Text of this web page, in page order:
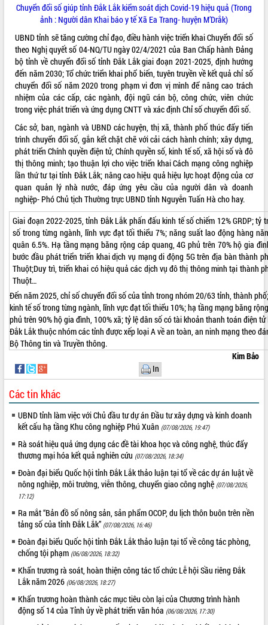
Phê
Xây dựng nền hành chính số đồng
hành cùng nông dân dân, doanh nghiệp
Giai đoạn 2026-2030, Đắk Lắk phấn
đấu có 77% xã đạt chuẩn nông thôn
mới
Chuyển đổi số 'mở đường' cho nông
nghiệp Đắk Lắk tăng trưởng bứt phá
địa chính, hoàn thiện cơ sở dữ liệu đất
đai
Ứng dụng sinh trắc học - Bước tiến
trong hành trình chuyển đổi số tại Đắk
Lắk
Đắk Lắk nâng cao hiệu quả công tác
Đắk Lắk đẩy mạnh nuôi biển công
nghệ, hướng tới phát triển thủy sản
bền vững
Tập huấn nâng cao năng lực triển khai
chuyển đổi số cho cán bộ, công chức
cấp xã
Đắk Lắk phát động hưởng ứng Ngày
Quyền của người tiêu dùng Việt Nam
2026
Đẩy mạnh cải cách hành chính, quyết
tâm đạt được mục tiêu tăng trưởng
hai con số trong năm 2026
Tổ chức trang trọng Lễ hội Đền thờ
Lương Văn Chánh năm 2026
Phó Bí thư Tỉnh ủy Đắk Lắk Đỗ Hữu
Huy giữ chức Bí thư Đảng ủy Ủy Ban
Nhân dân tỉnh
Bệnh án điện tử thúc đẩy chuyển đổi
số y tế tại Đắk Lắk
Chuyển đổi số thư viện: Mở rộng
không gian tri thức trong thời đại số
Đánh giá, rút kinh nghiệm công tác tổ
chức diễn tập trước ngày bầu cử
Chương trình “Gặp gỡ hữu nghị –
Friendship Meeting New Year 2026”
Bầu cử Quốc hội và HĐND: Cử tri Đắk
Lắk gửi gắm niềm tin, kỳ vọng vào lá
phiếu
Ngày hội bầu cử đại biểu Quốc hội
khóa XVI và HĐND các cấp nhiệm kỳ
Chuyển đổi số giúp tỉnh Đắk Lắk kiểm soát dịch Covid-19 hiệu quả (Trong
ảnh : Người dân Khai báo y tế Xã Ea Trang- huyện M’Drắk)
UBND tỉnh sẽ tăng cường chỉ đạo, điều hành việc triển khai Chuyển đổi số
theo Nghị quyết số 04-NQ/TU ngày 02/4/2021 của Ban Chấp hành Đảng
bộ tỉnh về chuyển đổi số tỉnh Đắk Lắk giai đoạn 2021-2025, định hướng
đến năm 2030; Tổ chức triển khai phổ biến, tuyên truyền về kết quả chỉ số
chuyển đổi số năm 2020 trong phạm vi đơn vị mình để nâng cao trách
nhiệm của các cấp, các ngành, đội ngũ cán bộ, công chức, viên chức
trong việc phát triển và ứng dụng CNTT và xác định Chỉ số chuyển đổi số.
Các sở, ban, ngành và UBND các huyện, thị xã, thành phố thúc đẩy tiến
trình chuyển đổi số, gắn kết chặt chẽ với cải cách hành chính; xây dựng,
phát triển Chính quyền điện tử, Chính quyền số, kinh tế số, xã hội số và đô
thị thông minh; tạo thuận lợi cho việc triển khai Cách mạng công nghiệp
lần thứ tư tại tỉnh Đắk Lắk; nâng cao hiệu quả hiệu lực hoạt động của cơ
quan quản lý nhà nước, đáp ứng yêu cầu của người dân và doanh
nghiệp- Phó Chủ tịch Thường trực UBND tỉnh Nguyễn Tuấn Hà cho hay.
Giai đoạn 2022-2025, tỉnh Đắk Lắk phấn đấu kinh tế số chiếm 12% GRDP; tỷ
số trong từng ngành, lĩnh vực đạt tối thiểu 7%; năng suất lao động hàng
quân 6.5%. Hạ tầng mạng băng rộng cáp quang, 4G phủ trên 70% hộ gia
bước đầu phát triển triển khai dịch vụ mạng di động 5G trên địa bàn thành
Thuột;Duy trì, triển khai có hiệu quả các dịch vụ đô thị thông minh tại thành
Thuột…
Đến năm 2025, chỉ số chuyển đổi số của tỉnh trong nhóm 20/63 tỉnh, thành
kinh tế số trong từng ngành, lĩnh vực đạt tối thiểu 10%; hạ tầng mạng băng
phủ trên 90% hộ gia đình, 100% xã; tỷ lệ dân số có tài khoản thanh toán điện tử
Đắk Lắk thuộc nhóm các tỉnh được xếp loại A về an toàn, an ninh mạng theo
Bộ Thông tin và Truyền thông.
Kim Bảo
In
Các tin khác
UBND tỉnh làm việc với Chủ đầu tư dự án Đầu tư xây dựng và kinh doanh
kết cấu hạ tầng Khu công nghiệp Phú Xuân (07/08/2026, 19:47)
Rà soát hiệu quả ứng dụng các đề tài khoa học và công nghệ, thúc đẩy
thương mại hóa kết quả nghiên cứu (07/08/2026, 18:34)
Đoàn đại biểu Quốc hội tỉnh Đắk Lắk thảo luận tại tổ về các dự án luật về
nông nghiệp, môi trường, viễn thông, chuyển giao công nghệ (07/08/2026,
17:12)
Ra mắt “Bản đồ số nông sản, sản phẩm OCOP, du lịch thôn buôn trên nền
tảng số của tỉnh Đắk Lắk” (07/08/2026, 16:46)
Đoàn đại biểu Quốc hội tỉnh Đắk Lắk thảo luận tại tổ về công tác phòng,
chống tội phạm (06/08/2026, 18:32)
Khẩn trương rà soát, hoàn thiện công tác tổ chức Lễ hội Sầu riêng Đắk
Lắk năm 2026 (06/08/2026, 18:27)
Khẩn trương hoàn thành các mục tiêu còn lại của Chương trình hành
động số 14 của Tỉnh ủy về phát triển văn hóa (06/08/2026, 17:30)